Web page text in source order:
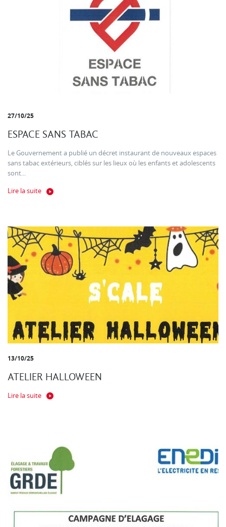
27/10/25
ESPACE SANS TABAC
Le Gouvernement a publié un décret instaurant de nouveaux espaces
sans tabac extérieurs, ciblés sur les lieux où les enfants et adolescents
sont...
Lire la suite
13/10/25
ATELIER HALLOWEEN
Lire la suite